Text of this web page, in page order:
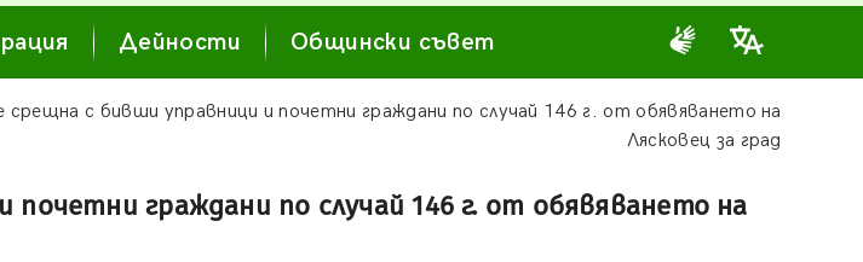
Дейности Общински съвет
с бивши управници и почетни граждани по случай 146 г. от обявяването на
Лясковец за град
граждани по случай 146 г. от обявяването на